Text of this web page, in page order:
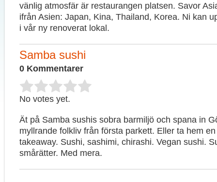
vänlig atmosfär är restaurangen platsen. Savor
ifrån Asien: Japan, Kina, Thailand, Korea. Ni kan
i vår ny renoverat lokal.
Samba sushi
0 Kommentarer
No votes yet.
Ät på Samba sushis sobra barmiljö och spana in
myllrande folkliv från första parkett. Eller ta hem
takeaway. Sushi, sashimi, chirashi. Vegan sushi.
smårätter. Med mera.